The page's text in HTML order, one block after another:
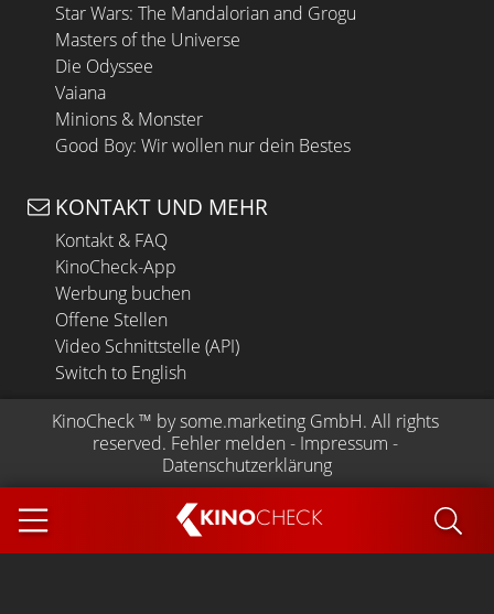
KINOCHECK
Star Wars: The Mandalorian and Grogu
Masters of the Universe
Die Odyssee
Vaiana
Minions & Monster
Good Boy: Wir wollen nur dein Bestes
KONTAKT UND MEHR
Kontakt & FAQ
KinoCheck-App
Werbung buchen
Offene Stellen
Video Schnittstelle (API)
Switch to English
KinoCheck ™ by some.marketing GmbH. All rights
reserved. Fehler melden - Impressum -
Datenschutzerklärung